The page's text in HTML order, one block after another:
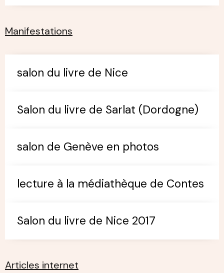
Manifestations
salon du livre de Nice
Salon du livre de Sarlat (Dordogne)
salon de Genève en photos
lecture à la médiathèque de Contes
Salon du livre de Nice 2017
Articles internet